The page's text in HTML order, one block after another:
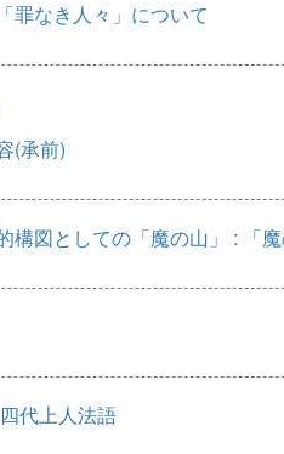
罪なき人々」について
(承前)
構図としての「魔の山」 : 「
代上人法語